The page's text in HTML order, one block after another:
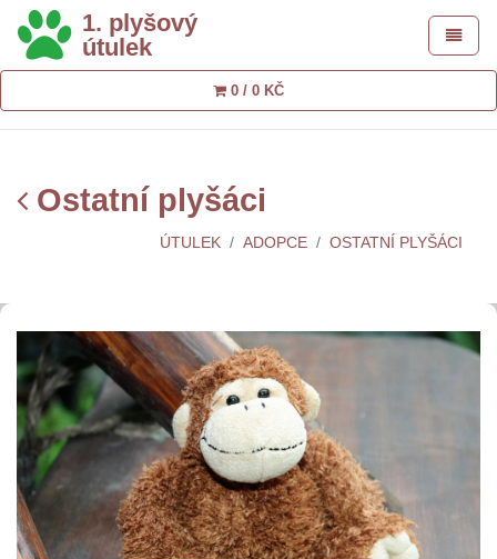
1. plyšový
útulek
Toggle
0 / 0 KČ
Ostatní plyšáci
ÚTULEK ADOPCE OSTATNÍ PLYŠÁCI